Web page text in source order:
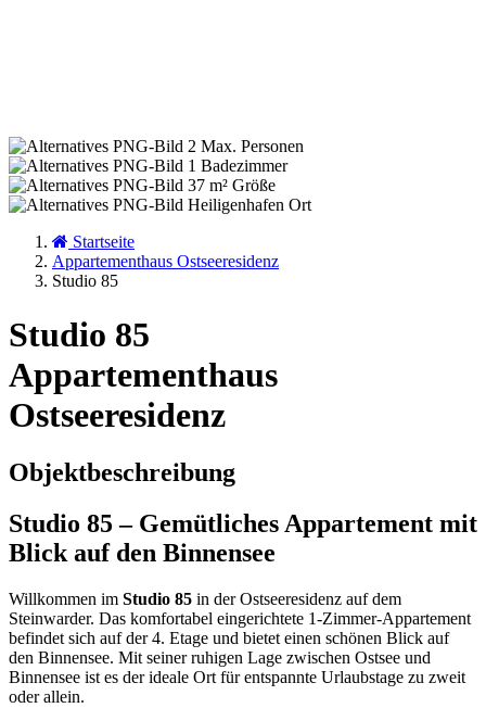
2 Max. Personen
1 Badezimmer
37 m² Größe
Heiligenhafen Ort
Startseite
Appartementhaus Ostseeresidenz
Studio 85
Studio 85
Appartementhaus
Ostseeresidenz
Objektbeschreibung
Studio 85 – Gemütliches Appartement mit
Blick auf den Binnensee
Willkommen im Studio 85 in der Ostseeresidenz auf dem
Steinwarder. Das komfortabel eingerichtete 1-Zimmer-Appartement
befindet sich auf der 4. Etage und bietet einen schönen Blick auf
den Binnensee. Mit seiner ruhigen Lage zwischen Ostsee und
Binnensee ist es der ideale Ort für entspannte Urlaubstage zu zweit
oder allein.